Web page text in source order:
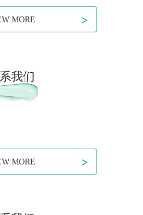
MORE >
我们
MORE >